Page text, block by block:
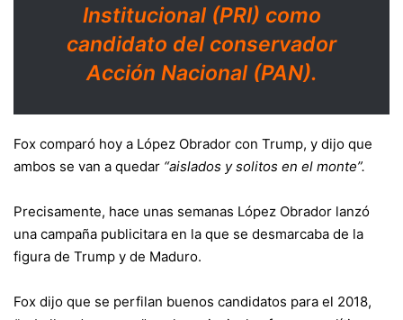
Institucional (PRI) como
candidato del conservador
Acción Nacional (PAN).
Fox comparó hoy a López Obrador con Trump, y dijo que
ambos se van a quedar “aislados y solitos en el monte”.
Precisamente, hace unas semanas López Obrador lanzó
una campaña publicitara en la que se desmarcaba de la
figura de Trump y de Maduro.
Fox dijo que se perfilan buenos candidatos para el 2018,